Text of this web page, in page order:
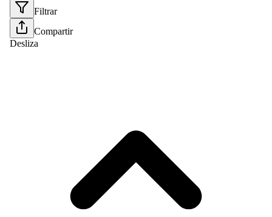
Filtrar
Compartir
Desliza